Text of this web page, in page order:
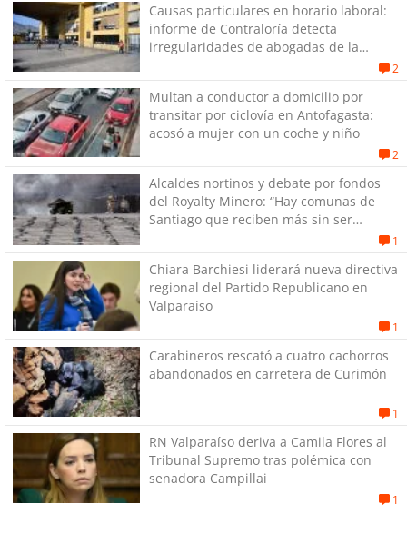
Causas particulares en horario laboral:
informe de Contraloría detecta
irregularidades de abogadas de la
2
Multan a conductor a domicilio por
transitar por ciclovía en Antofagasta:
acosó a mujer con un coche y niño
2
Alcaldes nortinos y debate por fondos
del Royalty Minero: “Hay comunas de
Santiago que reciben más sin ser
1
Chiara Barchiesi liderará nueva directiva
regional del Partido Republicano en
Valparaíso
1
Carabineros rescató a cuatro cachorros
abandonados en carretera de Curimón
1
RN Valparaíso deriva a Camila Flores al
Tribunal Supremo tras polémica con
senadora Campillai
1